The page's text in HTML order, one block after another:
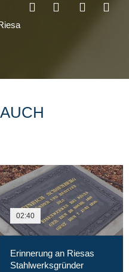
02:40
Erinnerung an Riesas
Stahlwerksgründer